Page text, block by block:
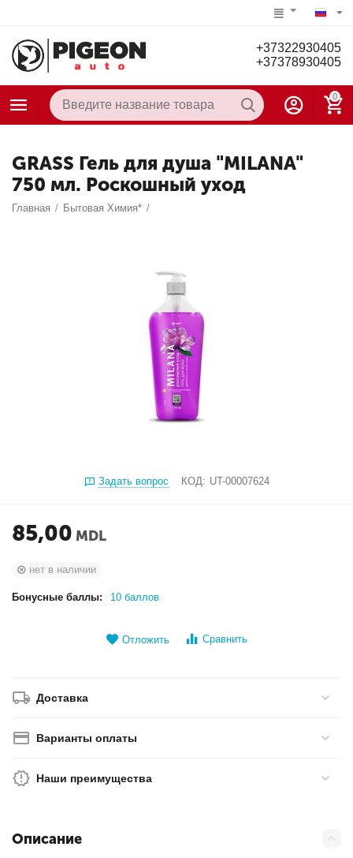
+37322930405
+37378930405
0
GRASS Гель для душа "MILANA"
750 мл. Роскошный уход
Главная / Бытовая Химия* /
Задать вопрос КОД: UT-00007624
85,00 MDL
нет в наличии
Бонусные баллы: 10 баллов
Отложить Сравнить
Доставка
Варианты оплаты
Наши преимущества
Описание